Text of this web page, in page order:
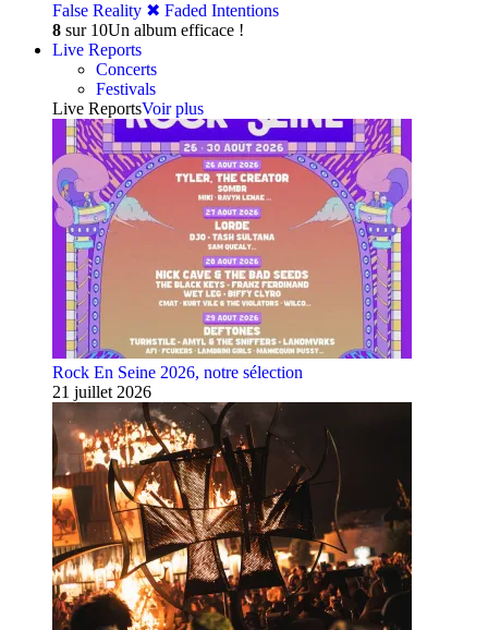
False Reality ✖︎ Faded Intentions
8 sur 10Un album efficace !
Live Reports
Concerts
Festivals
Live ReportsVoir plus
Rock En Seine 2026, notre sélection
21 juillet 2026